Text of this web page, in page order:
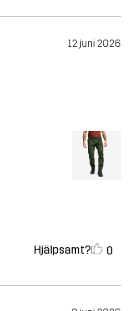
12 juni 2026
Hjälpsamt? 0